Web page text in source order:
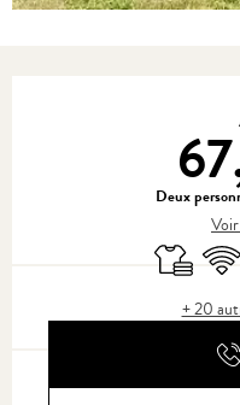
Deux
Draps etWiFi
+ 20